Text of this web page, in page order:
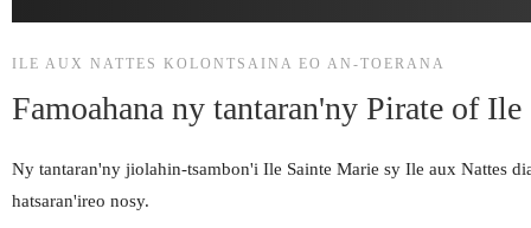
ILE AUX NATTES KOLONTSAINA EO AN-TOERANA
Famoahana ny tantaran'ny Pirate of
Ny tantaran'ny jiolahin-tsambon'i Ile Sainte Marie sy Ile aux Nattes
hatsaran'ireo nosy.